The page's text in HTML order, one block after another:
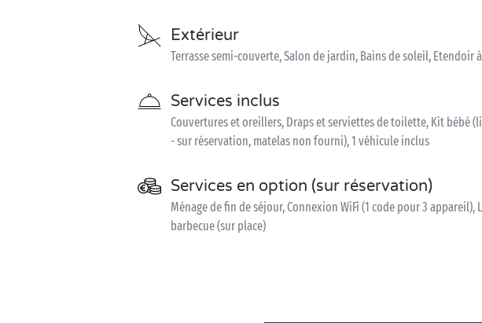
Extérieur
Terrasse semi-couverte, Salon de jardin, Bains de soleil, Etendoir
Services inclus
Couvertures et oreillers, Draps et serviettes de toilette, Kit bébé
- sur réservation, matelas non fourni), 1 véhicule inclus
Services en option (sur réservation)
Ménage de fin de séjour, Connexion WiFi (1 code pour 3
barbecue (sur place)